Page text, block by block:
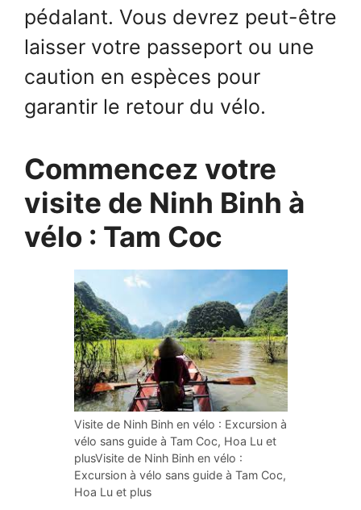
pédalant. Vous devrez peut-être
laisser votre passeport ou une
caution en espèces pour
garantir le retour du vélo.
Commencez votre
visite de Ninh Binh à
vélo : Tam Coc
Visite de Ninh Binh en vélo : Excursion à
vélo sans guide à Tam Coc, Hoa Lu et
plusVisite de Ninh Binh en vélo :
Excursion à vélo sans guide à Tam Coc,
Hoa Lu et plus